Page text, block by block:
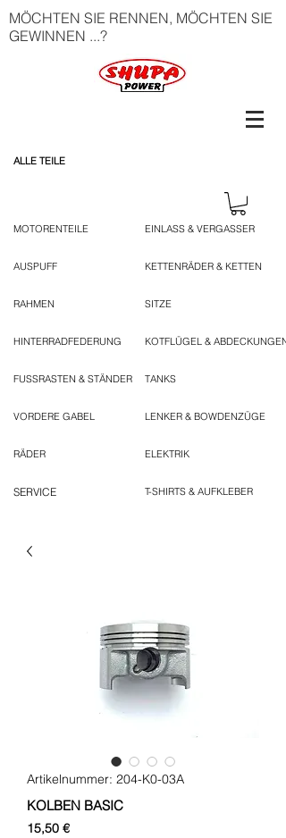
MÖCHTEN SIE RENNEN, MÖCHTEN SIE
GEWINNEN ...?
ALLE TEILE
MOTORENTEILE
AUSPUFF
RAHMEN
HINTERRADFEDERUNG
FUSSRASTEN & STÄNDER
VORDERE GABEL
RÄDER
SERVICE
EINLASS & VERGASSER
KETTENRÄDER & KETTEN
SITZE
KOTFLÜGEL & ABDECKUNGEN
TANKS
LENKER & BOWDENZÜGE
ELEKTRIK
T-SHIRTS & AUFKLEBER
Artikelnummer: 204-K0-03A
KOLBEN BASIC
15,50 €Preis